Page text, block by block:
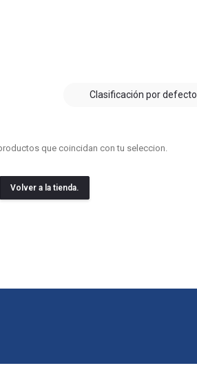
Clasificación por defecto
que coincidan con tu seleccion.
Volver a la tienda.